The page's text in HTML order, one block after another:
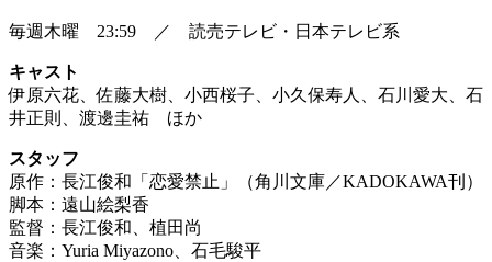
毎週木曜 23:59 ／ 読売テレビ・日本テレビ系
キャスト
伊原六花、佐藤大樹、小西桜子、小久保寿人、石川愛大、石
井正則、渡邊圭祐 ほか
スタッフ
原作：長江俊和「恋愛禁止」（角川文庫／KADOKAWA刊）
脚本：遠山絵梨香
監督：長江俊和、植田尚
音楽：Yuria Miyazono、石毛駿平